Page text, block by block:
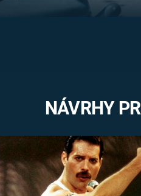
NÁVRHY